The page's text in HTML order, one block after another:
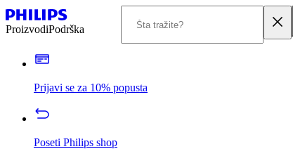
ProizvodiPodrška
Prijavi se za 10% popusta
Poseti Philips shop